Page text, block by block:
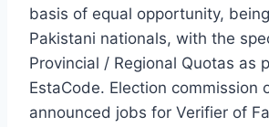
basis of equal opportunity,
Pakistani nationals, with the
Provincial / Regional Quotas as
EstaCode. Election commission
announced jobs for Verifier of